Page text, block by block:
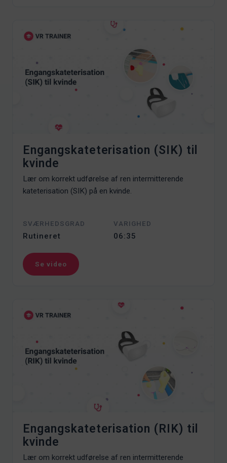
Engangskateterisation (SIK) til
kvinde
Lær om korrekt udførelse af ren intermitterende
kateterisation (SIK) på en kvinde.
SVÆRHEDSGRAD
Rutineret
VARIGHED
06:35
Se video
Engangskateterisation (RIK) til
kvinde
Lær om korrekt udførelse af ren intermitterende